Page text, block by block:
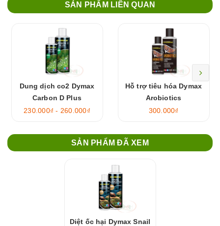
SẢN PHẨM LIÊN QUAN
Dung dịch co2 Dymax
Carbon D Plus
230.000₫ - 260.000₫
Hỗ trợ tiêu hóa Dymax
Arobiotics
300.000₫
SẢN PHẨM ĐÃ XEM
Diệt ốc hại Dymax Snail